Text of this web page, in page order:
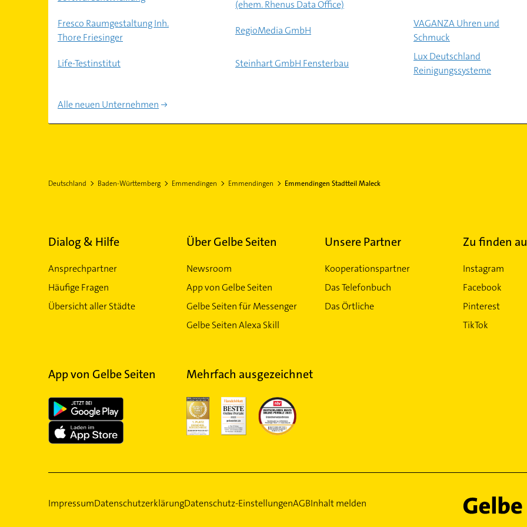
(ehem. Rhenus Data Office)
Fresco Raumgestaltung Inh.
Thore Friesinger
RegioMedia GmbH
VAGANZA Uhren und
Schmuck
Life-Testinstitut Steinhart GmbH Fensterbau
Lux Deutschland
Reinigungssysteme
Alle neuen Unternehmen
Deutschland Baden-Württemberg Emmendingen Emmendingen Emmendingen Stadtteil Maleck
Dialog & Hilfe
Ansprechpartner
Häufige Fragen
Übersicht aller Städte
Über Gelbe Seiten
Newsroom
App von Gelbe Seiten
Gelbe Seiten für Messenger
Gelbe Seiten Alexa Skill
Unsere Partner
Kooperationspartner
Das Telefonbuch
Das Örtliche
Zu finden
Instagram
Facebook
Pinterest
TikTok
App von Gelbe Seiten Mehrfach ausgezeichnet
ImpressumDatenschutzerklärungDatenschutz-EinstellungenAGBInhalt melden